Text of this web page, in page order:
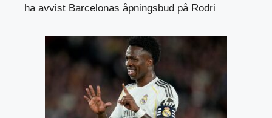
ha avvist Barcelonas åpningsbud på Rodri